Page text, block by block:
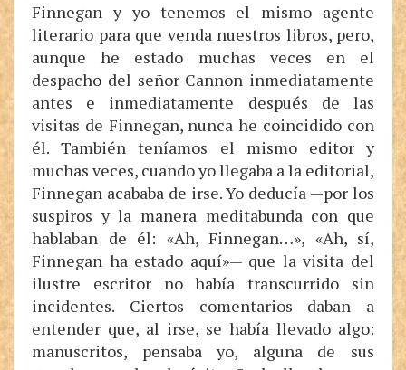
Finnegan y yo tenemos el mismo agente
literario para que venda nuestros libros, pero,
aunque he estado muchas veces en el
despacho del señor Cannon inmediatamente
antes e inmediatamente después de las
visitas de Finnegan, nunca he coincidido con
él. También teníamos el mismo editor y
muchas veces, cuando yo llegaba a la editorial,
Finnegan acababa de irse. Yo deducía —por los
suspiros y la manera meditabunda con que
hablaban de él: «Ah, Finnegan…», «Ah, sí,
Finnegan ha estado aquí»— que la visita del
ilustre escritor no había transcurrido sin
incidentes. Ciertos comentarios daban a
entender que, al irse, se había llevado algo:
manuscritos, pensaba yo, alguna de sus